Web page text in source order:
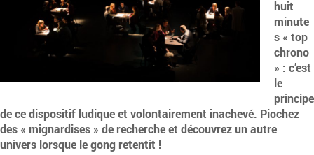
huit
minute
s « top
chrono
» : c’est
le
principe
de ce dispositif ludique et volontairement inachevé. Piochez
des « mignardises » de recherche et découvrez un autre
univers lorsque le gong retentit !